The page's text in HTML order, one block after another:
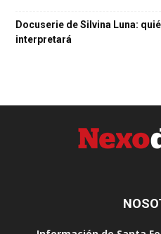
Docuserie de Silvina Luna:
interpretará